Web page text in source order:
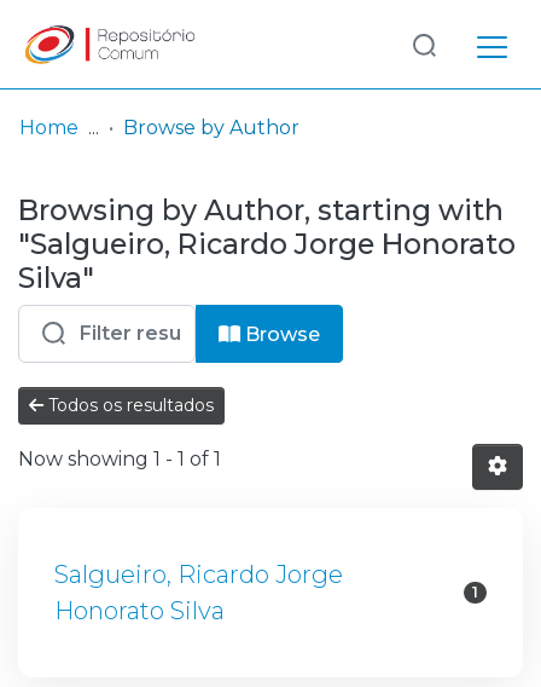
& Collections
Browse repository
Entities
Log
In
(current)
Home Browse by Author
Browsing by Author, starting with
"Salgueiro, Ricardo Jorge Honorato
Silva"
Browse
Todos os resultados
Now showing 1 - 1 of 1
Salgueiro, Ricardo Jorge
Honorato Silva
1